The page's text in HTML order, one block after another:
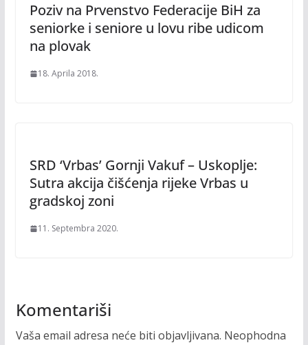
Poziv na Prvenstvo Federacije BiH za
seniorke i seniore u lovu ribe udicom
na plovak
18. Aprila 2018.
SRD ‘Vrbas’ Gornji Vakuf – Uskoplje:
Sutra akcija čišćenja rijeke Vrbas u
gradskoj zoni
11. Septembra 2020.
Komentariši
Vaša email adresa neće biti objavljivana. Neophodna